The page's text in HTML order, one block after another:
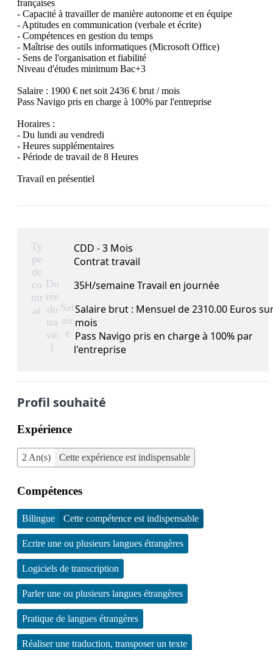
françaises
- Capacité à travailler de manière autonome et en équipe
- Aptitudes en communication (verbale et écrite)
- Compétences en gestion du temps
- Maîtrise des outils informatiques (Microsoft Office)
- Sens de l'organisation et fiabilité
Niveau d'études minimum Bac+3
Salaire : 1900 € net soit 2436 € brut / mois
Pass Navigo pris en charge à 100% par l'entreprise
Horaires :
- Du lundi au vendredi
- Heures supplémentaires
- Période de travail de 8 Heures
Travail en présentiel
Ty
pe
de
co
ntr
at
CDD - 3 Mois
Contrat travail
Du
rée
du
tra
vai
l
35H/semaine Travail en journée
Sal
air
e
Salaire brut : Mensuel de 2310.00 Euros
mois
Pass Navigo pris en charge à 100% par
l'entreprise
Profil souhaité
Expérience
2 An(s) Cette expérience est indispensable
Compétences
Bilingue Cette compétence est indispensable
Ecrire une ou plusieurs langues étrangères
Logiciels de transcription
Parler une ou plusieurs langues étrangères
Pratique de langues étrangères
Réaliser une traduction, transposer un texte